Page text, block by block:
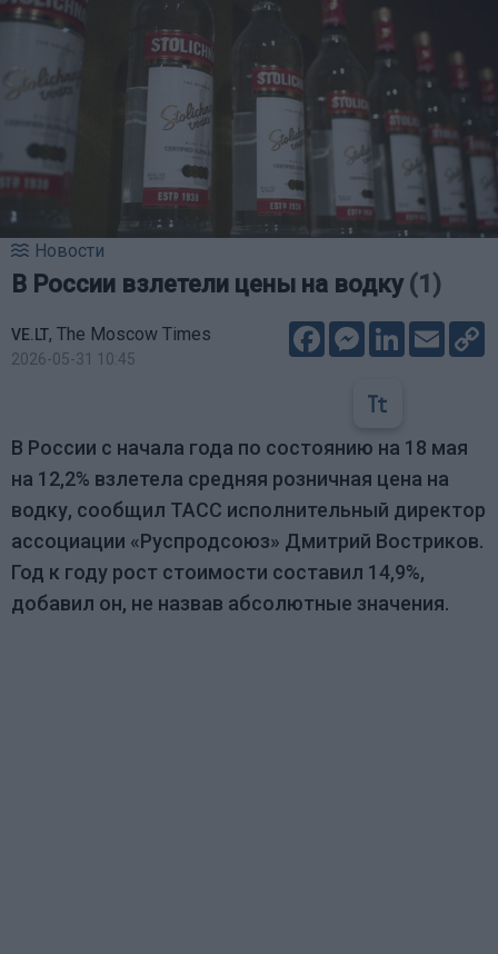
Новости
В России взлетели цены на водку (1)
VE.LT, The Moscow Times
2026-05-31 10:45
FacebookMessenger
LinkedIn
Email
В России с начала года по состоянию на 18 мая
на 12,2% взлетела средняя розничная цена на
водку, сообщил ТАСС исполнительный директор
ассоциации «Руспродсоюз» Дмитрий Востриков.
Год к году рост стоимости составил 14,9%,
добавил он, не назвав абсолютные значения.